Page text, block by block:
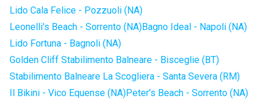
Lido Cala Felice - Pozzuoli (NA)
Leonelli's Beach - Sorrento (NA)Bagno Ideal - Napoli (NA)
Lido Fortuna - Bagnoli (NA)
Golden Cliff Stabilimento Balneare - Bisceglie (BT)
Stabilimento Balneare La Scogliera - Santa Severa (RM)
Il Bikini - Vico Equense (NA)Peter's Beach - Sorrento (NA)